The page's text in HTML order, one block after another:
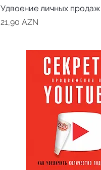
Удвоение личных продаж
Цена
21,90 AZN